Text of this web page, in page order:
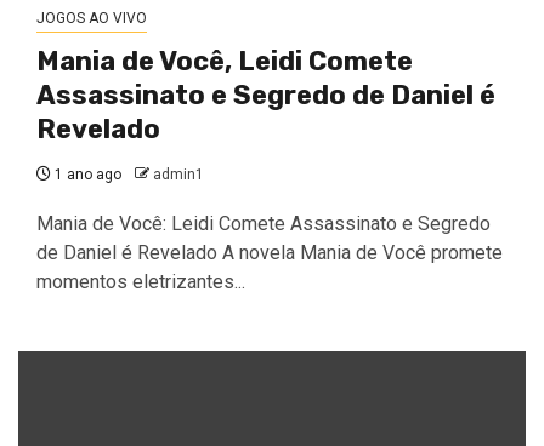
JOGOS AO VIVO
Mania de Você, Leidi Comete
Assassinato e Segredo de Daniel é
Revelado
1 ano ago admin1
Mania de Você: Leidi Comete Assassinato e Segredo
de Daniel é Revelado A novela Mania de Você promete
momentos eletrizantes...